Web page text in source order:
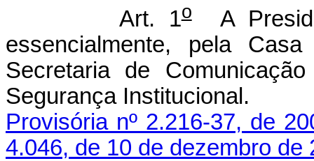
Art. 1oA
essencialmente, pela
Secretaria de
Segurança
Provisória nº 2.216-37, de
4.046, de 10 de dezembro de